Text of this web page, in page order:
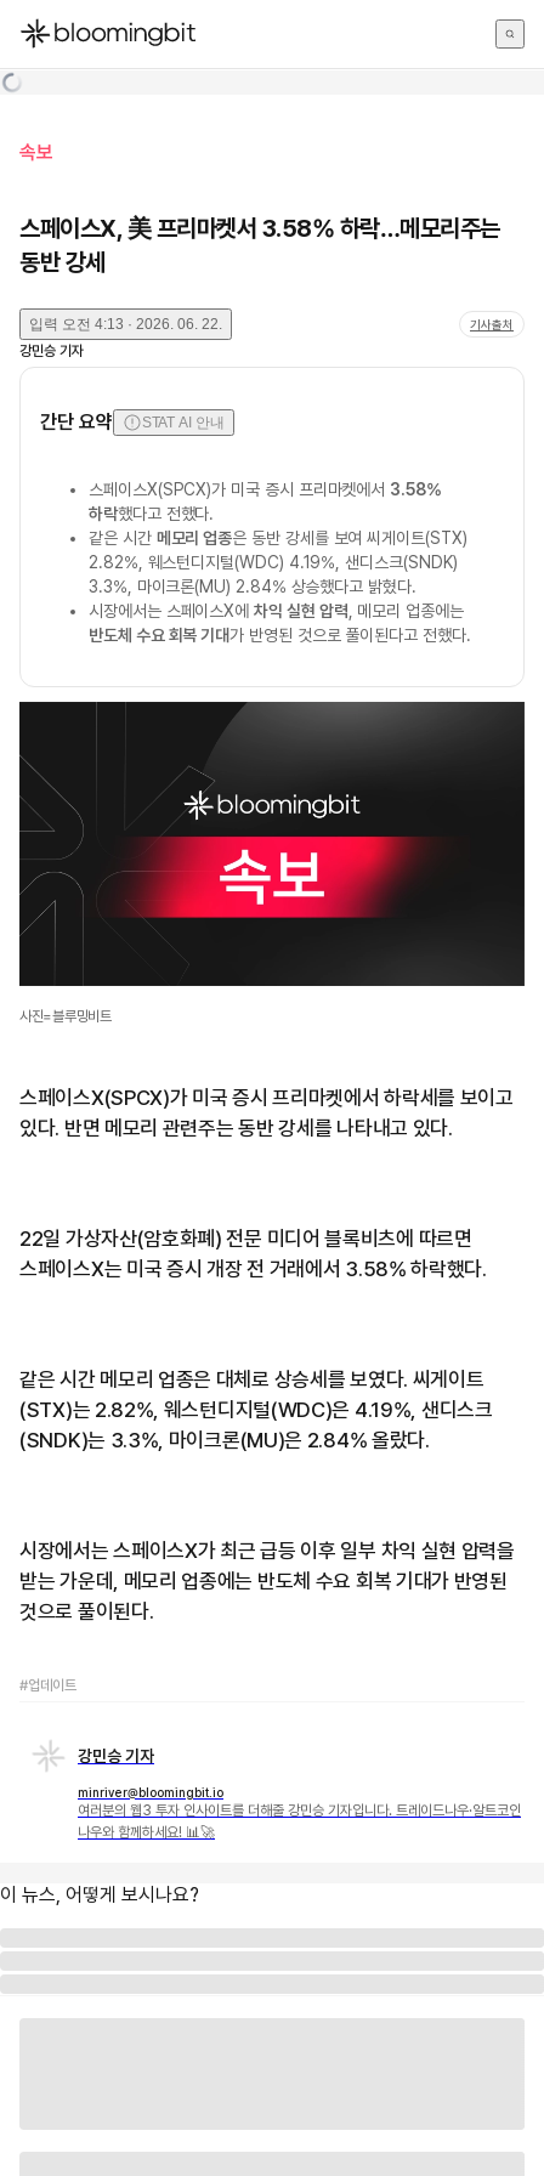
한국어
속보
스페이스X, 美 프리마켓서 3.58% 하락…메모리주는
동반 강세
입력 오전 4:13 · 2026. 06. 22. 기사출처
강민승 기자
간단 요약 STAT AI 안내
스페이스X(SPCX)가 미국 증시 프리마켓에서 3.58%
하락했다고 전했다.
같은 시간 메모리 업종은 동반 강세를 보여 씨게이트(STX)
2.82%, 웨스턴디지털(WDC) 4.19%, 샌디스크(SNDK)
3.3%, 마이크론(MU) 2.84% 상승했다고 밝혔다.
시장에서는 스페이스X에차익 실현 압력 , 메모리 업종에는
반도체 수요 회복 기대가 반영된 것으로 풀이된다고 전했다.
사진=블루밍비트
스페이스X(SPCX)가 미국 증시 프리마켓에서 하락세를 보이고
있다. 반면 메모리 관련주는 동반 강세를 나타내고 있다.
22일 가상자산(암호화폐) 전문 미디어 블록비츠에 따르면
스페이스X는 미국 증시 개장 전 거래에서 3.58% 하락했다.
같은 시간 메모리 업종은 대체로 상승세를 보였다. 씨게이트
(STX)는 2.82%, 웨스턴디지털(WDC)은 4.19%, 샌디스크
(SNDK)는 3.3%, 마이크론(MU)은 2.84% 올랐다.
시장에서는 스페이스X가 최근 급등 이후 일부 차익 실현 압력을
받는 가운데, 메모리 업종에는 반도체 수요 회복 기대가 반영된
것으로 풀이된다.
#업데이트
강민승 기자
minriver@bloomingbit.io
여러분의 웹3 투자 인사이트를 더해줄 강민승 기자입니다. 트레이드나우·알트코인
나우와 함께하세요! 📊🚀
이 뉴스, 어떻게 보시나요?